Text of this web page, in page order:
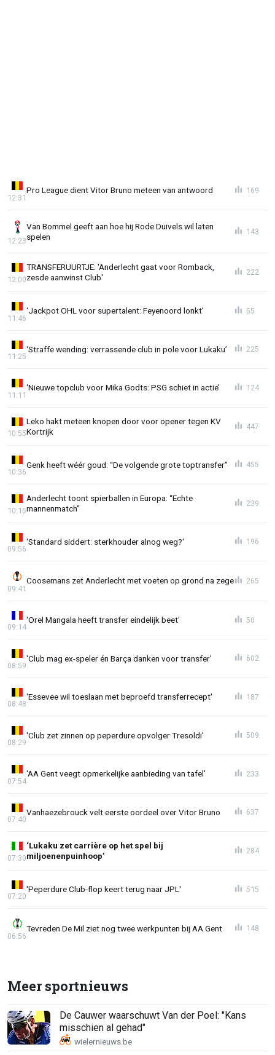
Pro League dient Vitor Bruno meteen van antwoord
12:31
169
Van Bommel geeft aan hoe hij Rode Duivels wil laten
spelen
12:23
143
TRANSFERUURTJE: 'Anderlecht gaat voor Romback,
zesde aanwinst Club'
12:00
222
‘Jackpot OHL voor supertalent: Feyenoord lonkt’
11:46
55
‘Straffe wending: verrassende club in pole voor Lukaku’
11:25
225
‘Nieuwe topclub voor Mika Godts: PSG schiet in actie’
11:11
124
Leko hakt meteen knopen door voor opener tegen KV
Kortrijk
10:55
447
Genk heeft wéér goud: “De volgende grote toptransfer”
10:36
455
Anderlecht toont spierballen in Europa: “Echte
mannenmatch”
10:15
239
'Standard siddert: sterkhouder alnog weg?'
09:56
196
Coosemans zet Anderlecht met voeten op grond na zege
09:41
265
'Orel Mangala heeft transfer eindelijk beet'
09:14
50
'Club mag ex-speler én Barça danken voor transfer'
08:59
602
'Essevee wil toeslaan met beproefd transferrecept'
08:48
187
'Club zet zinnen op peperdure opvolger Tresoldi'
08:29
509
'AA Gent veegt opmerkelijke aanbieding van tafel'
07:54
233
Vanhaezebrouck velt eerste oordeel over Vitor Bruno
07:40
637
‘Lukaku zet carrière op het spel bij
miljoenenpuinhoop’
07:30
284
'Peperdure Club-flop keert terug naar JPL'
07:20
515
Tevreden De Mil ziet nog twee werkpunten bij AA Gent
06:56
148
Meer sportnieuws
De Cauwer waarschuwt Van der Poel: "Kans
misschien al gehad"